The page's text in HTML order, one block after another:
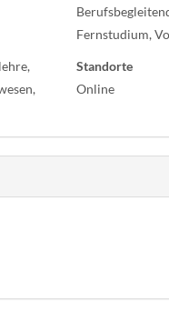
Fernstudium,
Standorte
Online